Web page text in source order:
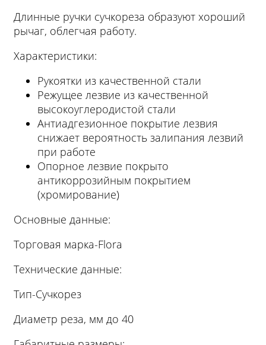
Длинные ручки сучкореза образуют хороший
рычаг, облегчая работу.
Характеристики:
Рукоятки из качественной стали
Режущее лезвие из качественной
высокоуглеродистой стали
Антиадгезионное покрытие лезвия
снижает вероятность залипания лезвий
при работе
Опорное лезвие покрыто
антикоррозийным покрытием
(хромирование)
Основные данные:
Торговая марка-Flora
Технические данные:
Тип-Сучкорез
Диаметр реза, мм до 40